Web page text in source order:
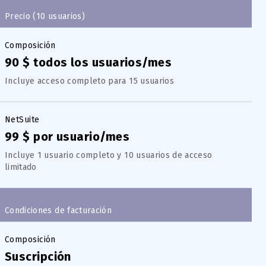
Precio (10 usuarios)
Composición
90 $ todos los usuarios/mes
Incluye acceso completo para 15 usuarios
NetSuite
99 $ por usuario/mes
Incluye 1 usuario completo y 10 usuarios de acceso
limitado
Condiciones de facturación
Composición
Suscripción